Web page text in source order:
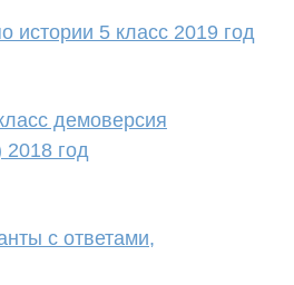
истории 5 класс 2019 год
демоверсия
2018 год
с ответами,